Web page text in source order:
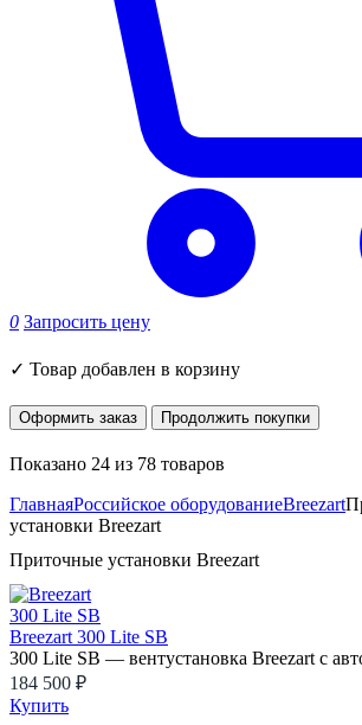
0 Запросить цену
✓ Товар добавлен в корзину
Оформить заказ Продолжить покупки
Показано 24 из 78 товаров
ГлавнаяРоссийское оборудованиеBreezart
установки Breezart
Приточные установки Breezart
Breezart 300 Lite SB
300 Lite SB — вентустановка Breezart с
184 500 ₽
Купить